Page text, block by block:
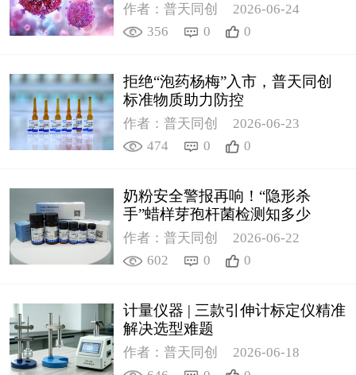
作者：普天同创
2026-06-24
356
0 0
拒绝“泡药杨梅”入市，普天同创
标准物质助力防控
作者：普天同创
2026-06-23
474
0 0
奶粉安全警报再响！“隐形杀
手”蜡样芽孢杆菌检测知多少
作者：普天同创
2026-06-22
602
0 0
计量仪器 | 三款引伸计标定仪精准
解决选型难题
作者：普天同创
2026-06-18